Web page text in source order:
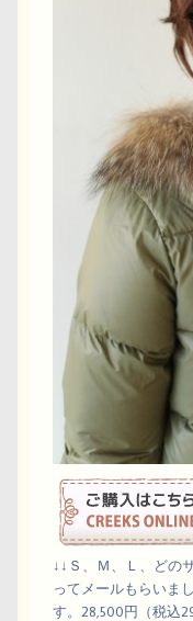
↓↓Ｓ、Ｍ、Ｌ、どの
ってメールもらいま
す。28,500円（税込